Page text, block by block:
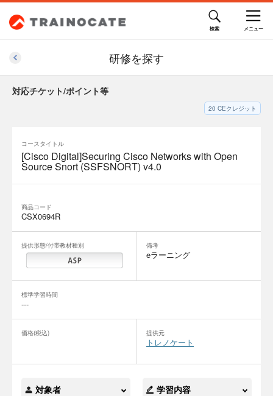
研修を探す
対応チケット/ポイント等
20 CEクレジット
コースタイトル
[Cisco Digital]Securing Cisco Networks with Open
Source Snort (SSFSNORT) v4.0
商品コード
CSX0694R
提供形態/付帯教材種別 備考
eラーニング
標準学習時間
---
価格(税込)
82,500円(税込)
提供元
トレノケート
対象者 学習内容